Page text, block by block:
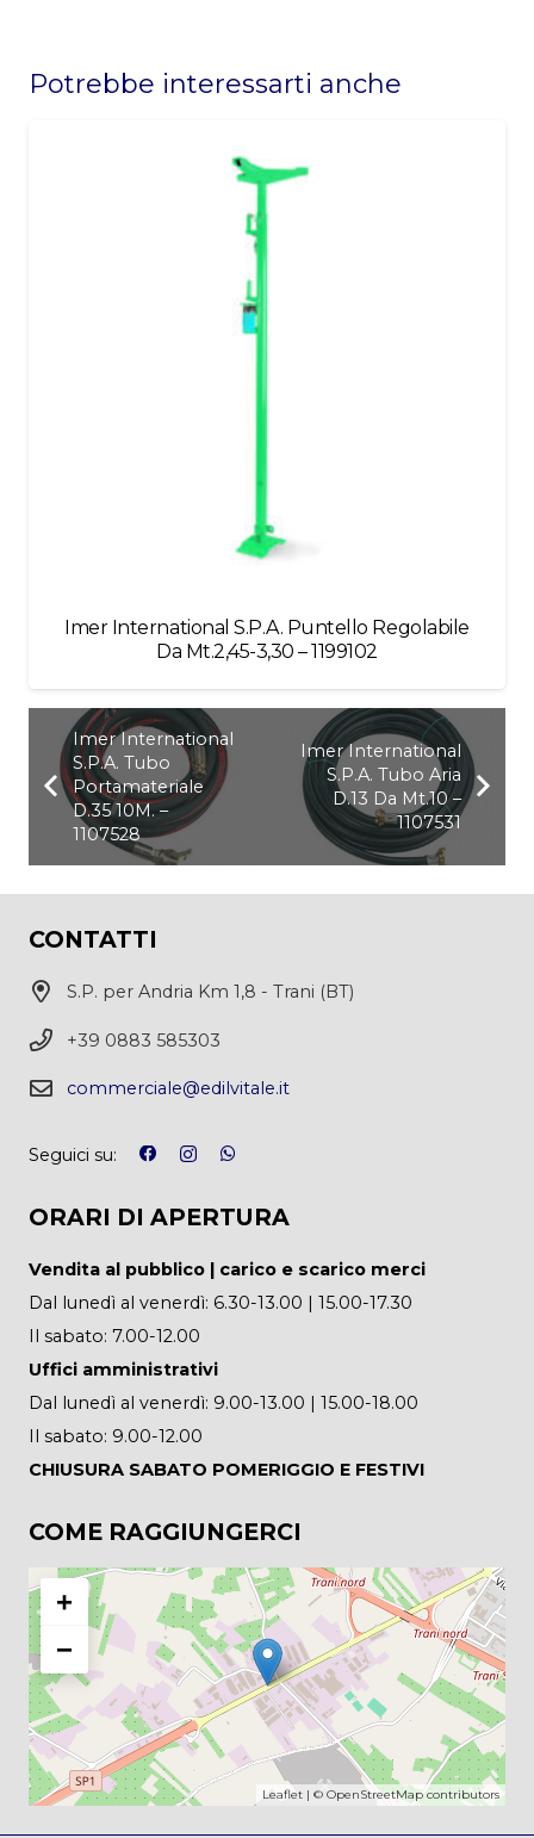
should
Potrebbe interessarti anche
Imer International S.P.A. Puntello Regolabile
Da Mt.2,45-3,30 – 1199102
Imer International
S.P.A. Tubo
Portamateriale
D.35 10M. –
1107528
Imer International
S.P.A. Tubo Aria
D.13 Da Mt.10 –
1107531
CONTATTI
S.P. per Andria Km 1,8 - Trani (BT)
+39 0883 585303
commerciale@edilvitale.it
Seguici su:
ORARI DI APERTURA
Vendita al pubblico | carico e scarico merci
Dal lunedì al venerdì: 6.30-13.00 | 15.00-17.30
Il sabato: 7.00-12.00
Uffici amministrativi
Dal lunedì al venerdì: 9.00-13.00 | 15.00-18.00
Il sabato: 9.00-12.00
CHIUSURA SABATO POMERIGGIO E FESTIVI
COME RAGGIUNGERCI
+
−
Leaflet | © OpenStreetMapcontributors